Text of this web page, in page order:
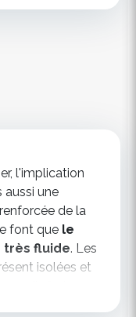
de
FLW ont
les
du simple
l'implication
une
de la
font que le
très fluide. Les
isolées et
d'efforts